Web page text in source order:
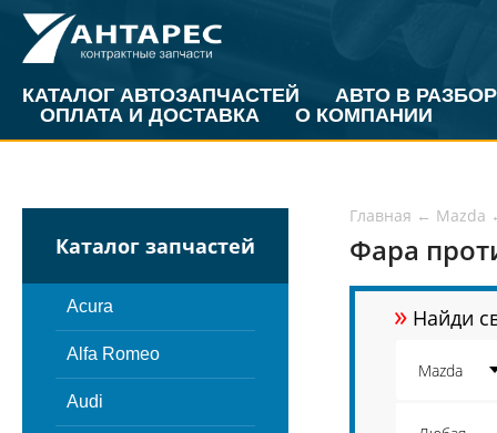
КАТАЛОГ АВТОЗАПЧАСТЕЙ
АВТО В РАЗБОР
ОПЛАТА И ДОСТАВКА
О КОМПАНИИ
Каталог запчастей
Acura
Alfa Romeo
Audi
Главная ← Mazda
Фара
» Найди